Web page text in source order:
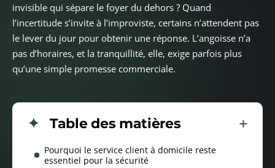
invisible qui sépare le foyer du dehors ? Quand
l’incertitude s’invite à l’improviste, certains n’attendent pas
le lever du jour pour obtenir une réponse. L’angoisse n’a
pas d’horaires, et la tranquillité, elle, exige parfois plus
qu’une simple promesse commerciale.
Table des matières
Pourquoi le service client à domicile reste
essentiel pour la sécurité